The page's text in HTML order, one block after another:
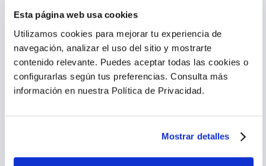
Esta página web usa cookies
Utilizamos cookies para mejorar tu experiencia de
navegación, analizar el uso del sitio y mostrarte
contenido relevante. Puedes aceptar todas las cookies o
configurarlas según tus preferencias. Consulta más
información en nuestra Política de Privacidad.
Mostrar detalles
niños. Evitar el contacto con el lacrimal de los ojos y mucosas.
No utilizar sobre la piel irritada. No use el producto si tiene
alergia a alguno de los ingredientes. Discontinúe el uso si
presenta irritación y consulte con su dermatólogo.
Productos relacionados
15.00% dto. 20.00% dto.